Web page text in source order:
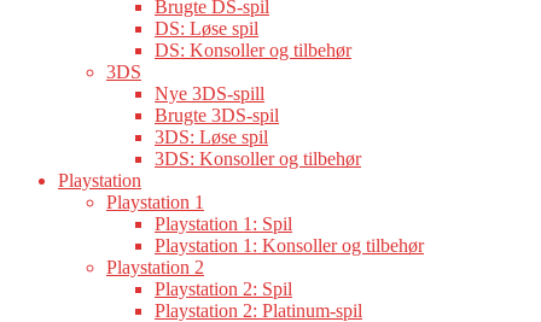
Brugte DS-spil
DS: Løse spil
DS: Konsoller og tilbehør
3DS
Nye 3DS-spill
Brugte 3DS-spil
3DS: Løse spil
3DS: Konsoller og tilbehør
Playstation
Playstation 1
Playstation 1: Spil
Playstation 1: Konsoller og tilbehør
Playstation 2
Playstation 2: Spil
Playstation 2: Platinum-spil